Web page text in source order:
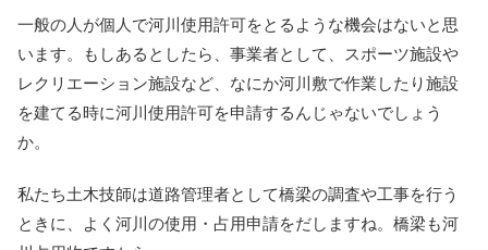
一般の人が個人で河川使用許可をとるような機会はないと思
います。もしあるとしたら、事業者として、スポーツ施設や
レクリエーション施設など、なにか河川敷で作業したり施設
を建てる時に河川使用許可を申請するんじゃないでしょう
か。
私たち土木技師は道路管理者として橋梁の調査や工事を行う
ときに、よく河川の使用・占用申請をだしますね。橋梁も河